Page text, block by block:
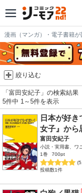
漫画（マンガ）・電子書籍が
絞り込む
「富田安紀子」の検索結果
5件中 1～5件を表示
日本が好
女子』から
富田安紀子
小説・実用書、ワ
1巻
700pt
投稿数1件